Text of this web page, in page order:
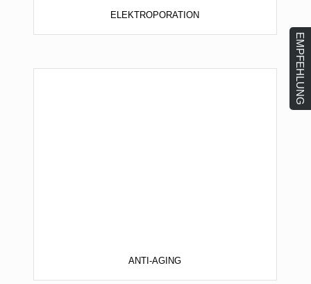
EMPFEHLUNG
ELEKTROPORATION
ANTI-AGING